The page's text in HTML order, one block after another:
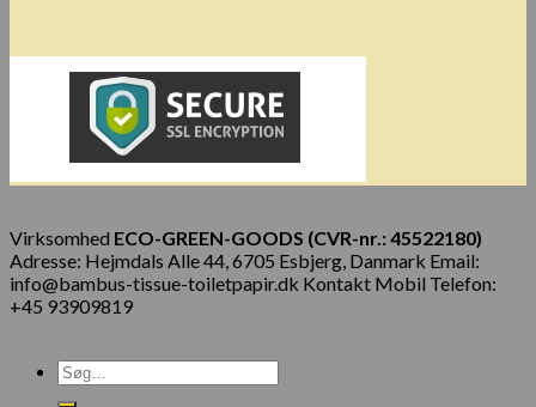
Virksomhed ECO-GREEN-GOODS (CVR-nr.: 45522180)
Adresse: Hejmdals Alle 44, 6705 Esbjerg, Danmark Email:
info@bambus-tissue-toiletpapir.dk Kontakt Mobil Telefon:
+45 93909819